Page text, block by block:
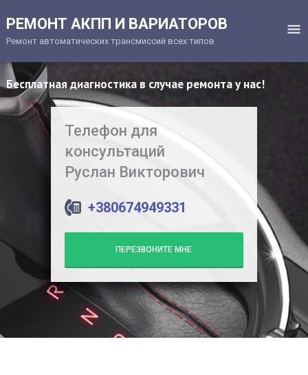
РЕМОНТ АКПП И ВАРИАТОРОВ
Ремонт автоматических трансмиссий всех типов
Бесплатная диагностика в случае ремонта у нас!
Телефон для
консультаций
Руслан Викторович
+380674949331
ПЕРЕЗВОНИТЕ МНЕ